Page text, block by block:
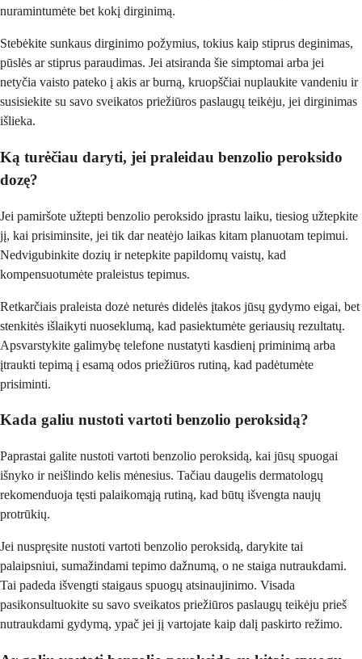
nuramintumėte bet kokį dirginimą.
Stebėkite sunkaus dirginimo požymius, tokius kaip stiprus deginimas,
pūslės ar stiprus paraudimas. Jei atsiranda šie simptomai arba jei
netyčia vaisto pateko į akis ar burną, kruopščiai nuplaukite vandeniu ir
susisiekite su savo sveikatos priežiūros paslaugų teikėju, jei dirginimas
išlieka.
Ką turėčiau daryti, jei praleidau benzolio peroksido
dozę?
Jei pamiršote užtepti benzolio peroksido įprastu laiku, tiesiog užtepkite
jį, kai prisiminsite, jei tik dar neatėjo laikas kitam planuotam tepimui.
Nedvigubinkite dozių ir netepkite papildomų vaistų, kad
kompensuotumėte praleistus tepimus.
Retkarčiais praleista dozė neturės didelės įtakos jūsų gydymo eigai, bet
stenkitės išlaikyti nuoseklumą, kad pasiektumėte geriausių rezultatų.
Apsvarstykite galimybę telefone nustatyti kasdienį priminimą arba
įtraukti tepimą į esamą odos priežiūros rutiną, kad padėtumėte
prisiminti.
Kada galiu nustoti vartoti benzolio peroksidą?
Paprastai galite nustoti vartoti benzolio peroksidą, kai jūsų spuogai
išnyko ir neišlindo kelis mėnesius. Tačiau daugelis dermatologų
rekomenduoja tęsti palaikomąją rutiną, kad būtų išvengta naujų
protrūkių.
Jei nuspręsite nustoti vartoti benzolio peroksidą, darykite tai
palaipsniui, sumažindami tepimo dažnumą, o ne staiga nutraukdami.
Tai padeda išvengti staigaus spuogų atsinaujinimo. Visada
pasikonsultuokite su savo sveikatos priežiūros paslaugų teikėju prieš
nutraukdami gydymą, ypač jei jį vartojate kaip dalį paskirto režimo.